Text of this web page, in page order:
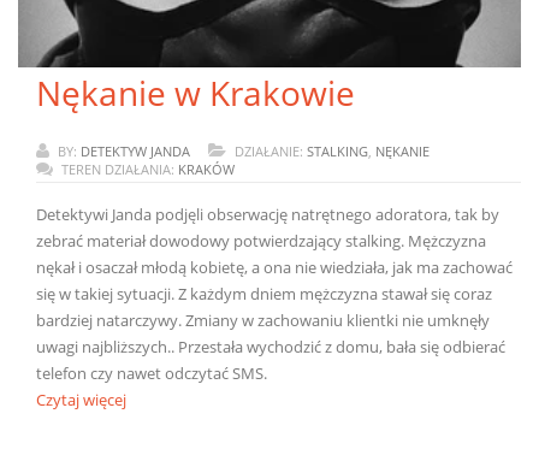
Nękanie w Krakowie
BY: DETEKTYW JANDA DZIAŁANIE: STALKING, NĘKANIE
TEREN DZIAŁANIA: KRAKÓW
Detektywi Janda podjęli obserwację natrętnego adoratora, tak by
zebrać materiał dowodowy potwierdzający stalking. Mężczyzna
nękał i osaczał młodą kobietę, a ona nie wiedziała, jak ma zachować
się w takiej sytuacji. Z każdym dniem mężczyzna stawał się coraz
bardziej natarczywy. Zmiany w zachowaniu klientki nie umknęły
uwagi najbliższych.. Przestała wychodzić z domu, bała się odbierać
telefon czy nawet odczytać SMS.
Czytaj więcej